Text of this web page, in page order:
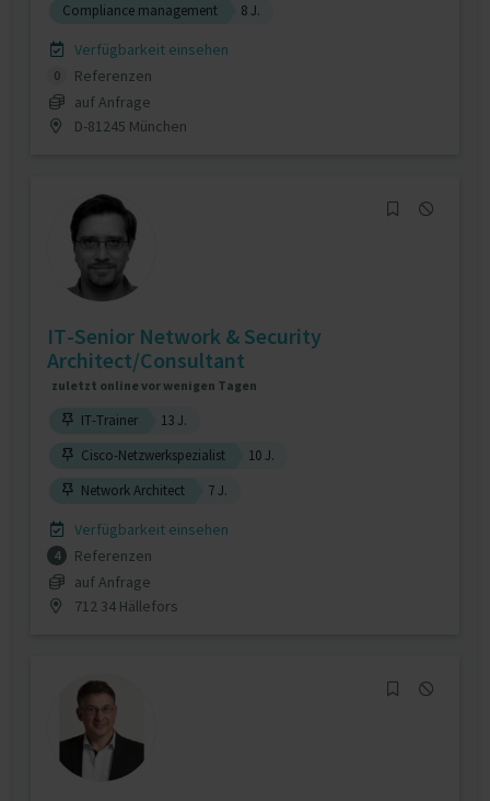
Compliance management
8 J.
Verfügbarkeit einsehen
0
Referenzen
auf Anfrage
D-81245 München
IT-Senior Network & Security
Architect/Consultant
zuletzt online vor wenigen Tagen
IT-Trainer
13 J.
Cisco-Netzwerkspezialist
10 J.
Network Architect
7 J.
Verfügbarkeit einsehen
4
Referenzen
auf Anfrage
712 34 Hällefors